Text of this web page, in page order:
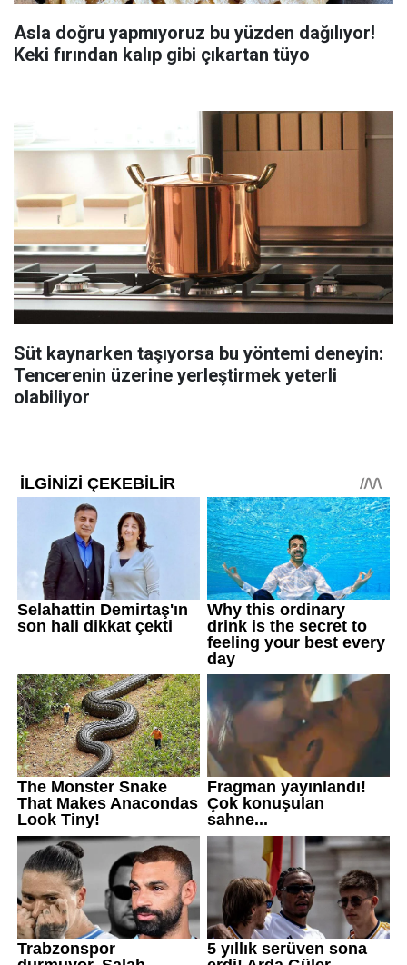
Asla doğru yapmıyoruz bu yüzden dağılıyor!
Keki fırından kalıp gibi çıkartan tüyo
Süt kaynarken taşıyorsa bu yöntemi deneyin:
Tencerenin üzerine yerleştirmek yeterli
olabiliyor